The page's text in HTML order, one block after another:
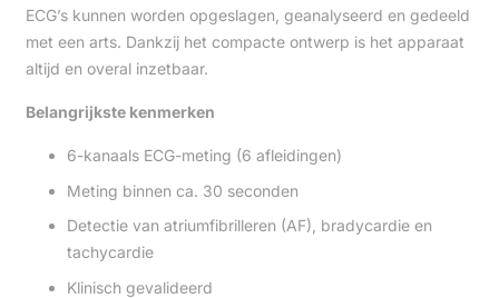
ECG’s kunnen worden opgeslagen, geanalyseerd en gedeeld
met een arts. Dankzij het compacte ontwerp is het apparaat
altijd en overal inzetbaar.
Belangrijkste kenmerken
6-kanaals ECG-meting (6 afleidingen)
Meting binnen ca. 30 seconden
Detectie van atriumfibrilleren (AF), bradycardie en
tachycardie
Klinisch gevalideerd